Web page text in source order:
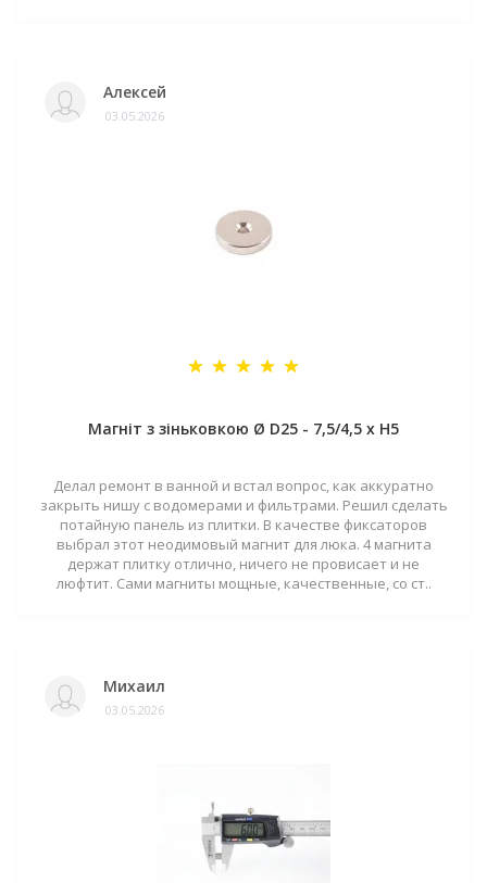
Алексей
03.05.2026
Магніт з зіньковкою Ø D25 - 7,5/4,5 х H5
Делал ремонт в ванной и встал вопрос, как аккуратно
закрыть нишу с водомерами и фильтрами. Решил сделать
потайную панель из плитки. В качестве фиксаторов
выбрал этот неодимовый магнит для люка. 4 магнита
держат плитку отлично, ничего не провисает и не
люфтит. Сами магниты мощные, качественные, со ст..
Михаил
03.05.2026